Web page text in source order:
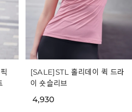
[SALE]STL 홀리데이 퀵 드라
이 숏슬리브
4,930